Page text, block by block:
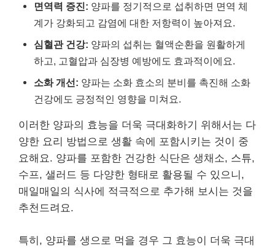
면역력 증진: 양파를 정기적으로 섭취하면 면역 체
계가 강화되고 감염에 대한 저항력이 높아져요.
심혈관 건강: 양파의 섭취는 혈액순환을 원활하게
하고, 고혈압과 심장병 예방에도 효과적이에요.
소화 개선: 양파는 소화 효소의 분비를 촉진해 소화
건강에도 긍정적인 영향을 미쳐요.
이러한 양파의 효능을 더욱 극대화하기 위해서는 다
양한 요리 방법으로 생활 속에 포함시키는 것이 중
요해요. 양파를 포함한 건강한 식단은 생채소, 스튜,
수프, 샐러드 등 다양한 형태로 활용될 수 있으니,
매일매일의 식사에 적극적으로 추가해 보시는 것을
추천드려요.
특히, 양파를 생으로 먹을 경우 그 효능이 더욱 극대